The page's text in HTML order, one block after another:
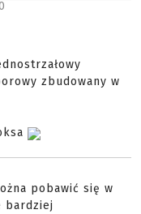
zbudowany w
pobawić się w
bardziej